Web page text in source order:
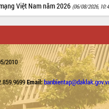
Việt Nam năm 2026 (06/08/2026,
2010
Email: